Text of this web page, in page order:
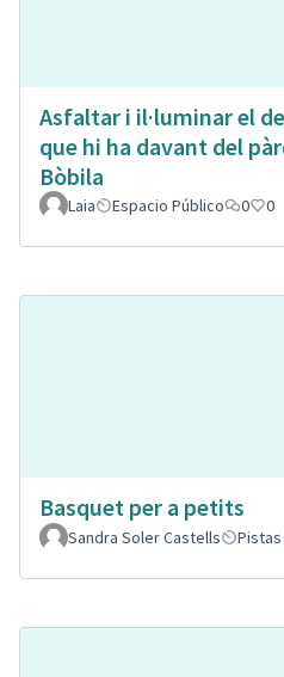
Asfaltar i il·luminar el
que hi ha davant del
Bòbila
Laia Espacio Público 0 0
Basquet per a petits
Sandra Soler Castells